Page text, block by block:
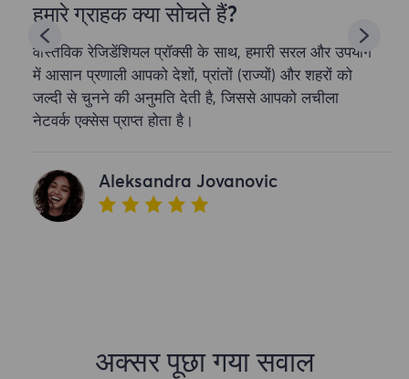
हमारे ग्राहक क्या सोचते हैं?
वास्तविक रेजिडेंशियल प्रॉक्सी के साथ, हमारी सरल और उपयोग
में आसान प्रणाली आपको देशों, प्रांतों (राज्यों) और शहरों को
जल्दी से चुनने की अनुमति देती है, जिससे आपको लचीला
नेटवर्क एक्सेस प्राप्त होता है।
Aleksandra Jovanovic
अक्सर पूछा गया सवाल